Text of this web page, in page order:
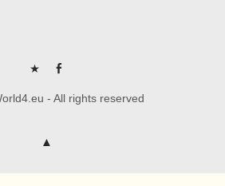
P FB
- All rights reserved